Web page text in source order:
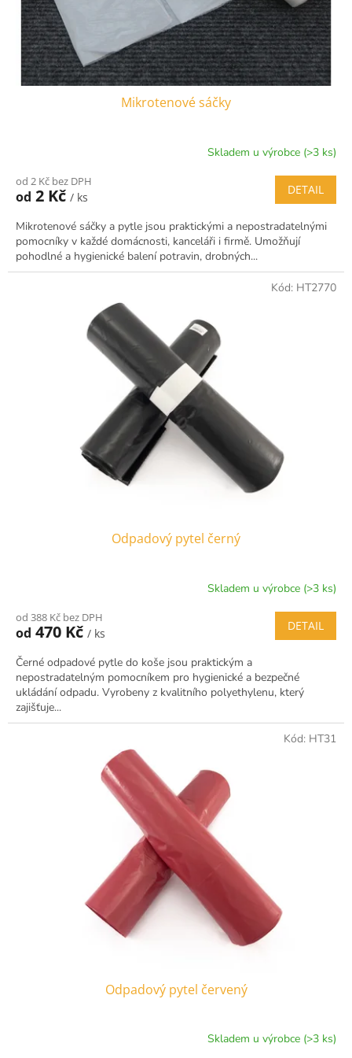
Mikrotenové sáčky
Skladem u výrobce (>3 ks)
od 2 Kč bez DPH
od 2 Kč / ks
DETAIL
Mikrotenové sáčky a pytle jsou praktickými a nepostradatelnými
pomocníky v každé domácnosti, kanceláři i firmě. Umožňují
pohodlné a hygienické balení potravin, drobných...
Odpadový pytel černý
Skladem u výrobce (>3 ks)
od 388 Kč bez DPH
od 470 Kč / ks
DETAIL
Černé odpadové pytle do koše jsou praktickým a
nepostradatelným pomocníkem pro hygienické a bezpečné
ukládání odpadu. Vyrobeny z kvalitního polyethylenu, který
zajišťuje...
Kód: HT2770
Odpadový pytel červený
Skladem u výrobce (>3 ks)
Kód: HT31